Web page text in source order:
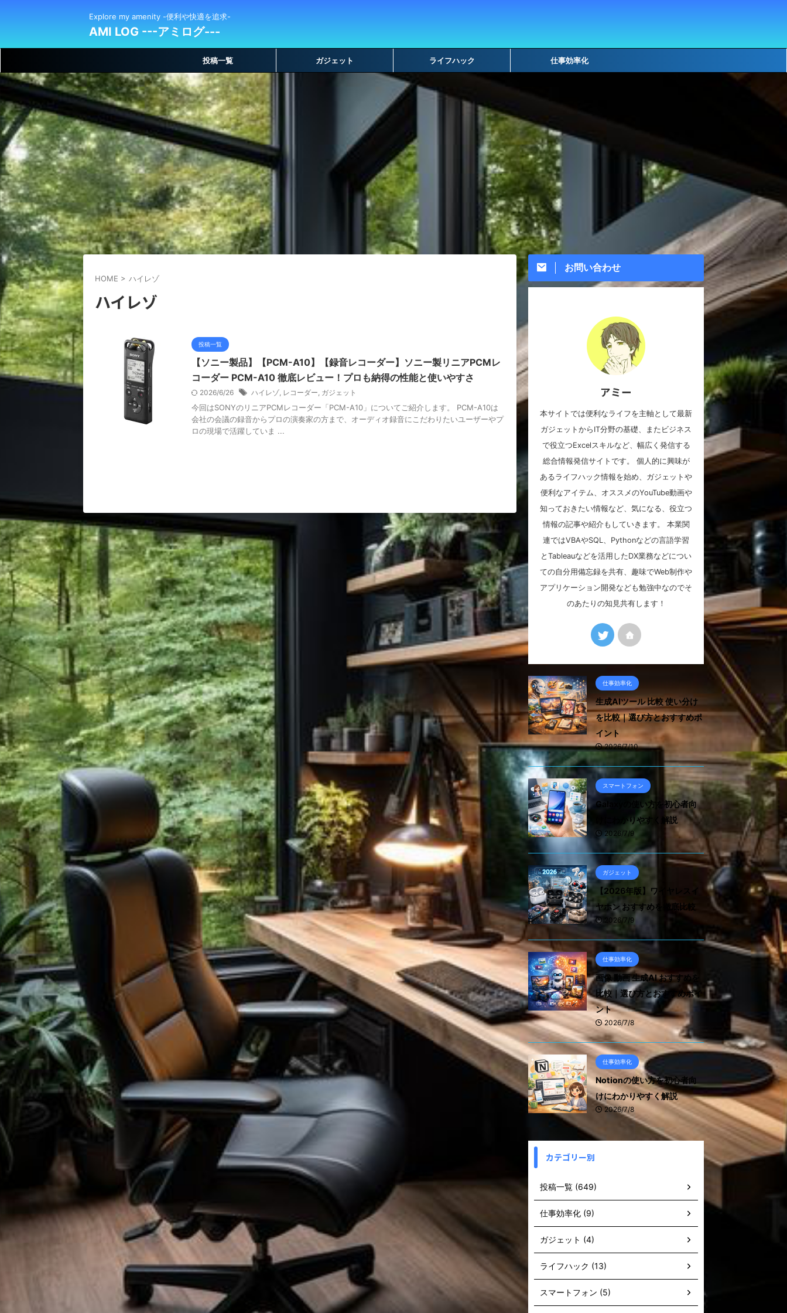
Explore my amenity -便利や快適を追求-
AMI LOG ---アミログ---
投稿一覧 ガジェット ライフハック 仕事効率化
HOME > ハイレゾ
ハイレゾ
投稿一覧
【ソニー製品】【PCM-A10】【録音レコーダー】ソニー製リニアPCMレ
コーダー PCM-A10 徹底レビュー！プロも納得の性能と使いやすさ
2026/6/26 ハイレゾ, レコーダー, ガジェット
今回はSONYのリニアPCMレコーダー「PCM-A10」についてご紹介します。 PCM-A10は
会社の会議の録音からプロの演奏家の方まで、オーディオ録音にこだわりたいユーザーやプ
ロの現場で活躍していま ...
お問い合わせ
アミー
本サイトでは便利なライフを主軸として最新
ガジェットからIT分野の基礎、またビジネス
で役立つExcelスキルなど、幅広く発信する
総合情報発信サイトです。 個人的に興味が
あるライフハック情報を始め、ガジェットや
便利なアイテム、オススメのYouTube動画や
知っておきたい情報など、気になる、役立つ
情報の記事や紹介もしていきます。 本業関
連ではVBAやSQL、Pythonなどの言語学習
とTableauなどを活用したDX業務などについ
ての自分用備忘録を共有、趣味でWeb制作や
アプリケーション開発なども勉強中なのでそ
のあたりの知見共有します！
仕事効率化
生成AIツール 比較 使い分け
を比較｜選び方とおすすめポ
イント
2026/7/10
スマートフォン
Galaxyの使い方を初心者向
けにわかりやすく解説
2026/7/9
ガジェット
【2026年版】ワイヤレスイ
ヤホン おすすめを徹底比較
2026/7/9
仕事効率化
画像 動画 生成AI おすすめを
比較｜選び方とおすすめポイ
ント
2026/7/8
仕事効率化
Notionの使い方を初心者向
けにわかりやすく解説
2026/7/8
カテゴリー別
投稿一覧 (649)
仕事効率化 (9)
ガジェット (4)
ライフハック (13)
スマートフォン (5)